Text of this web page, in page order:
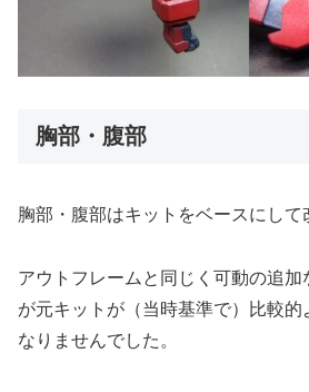
胸部・腹部
胸部・腹部はキットをベースにして
アウトフレームと同じく可動の追
が元キットが（当時基準で）比較的
なりませんでした。